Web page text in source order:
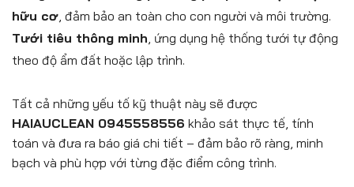
hữu cơ, đảm bảo an toàn cho con người và môi trường.
Tưới tiêu thông minh, ứng dụng hệ thống tưới tự động
theo độ ẩm đất hoặc lập trình.
Tất cả những yếu tố kỹ thuật này sẽ được
HAIAUCLEAN 0945558556 khảo sát thực tế, tính
toán và đưa ra báo giá chi tiết – đảm bảo rõ ràng, minh
bạch và phù hợp với từng đặc điểm công trình.